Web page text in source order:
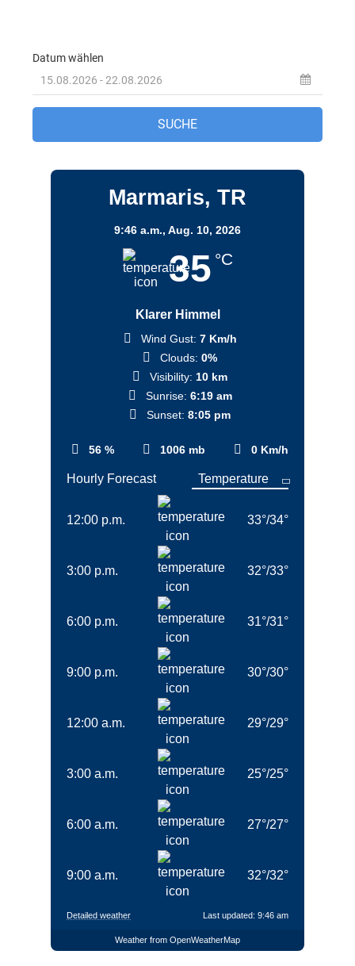
Marmaris, TR
9:46 a.m., Aug. 10, 2026
35 °C
Klarer Himmel
56 % 1006 mb 0 Km/h
Wind Gust: 7 Km/h
Clouds: 0%
Visibility: 10 km
Sunrise: 6:19 am
Sunset: 8:05 pm
Hourly Forecast
12:00 p.m. 33°/34°
3:00 p.m. 32°/33°
6:00 p.m. 31°/31°
9:00 p.m. 30°/30°
12:00 a.m. 29°/29°
3:00 a.m. 25°/25°
6:00 a.m. 27°/27°
9:00 a.m. 32°/32°
Detailed weather Last updated: 9:46 am
Weather from OpenWeatherMap